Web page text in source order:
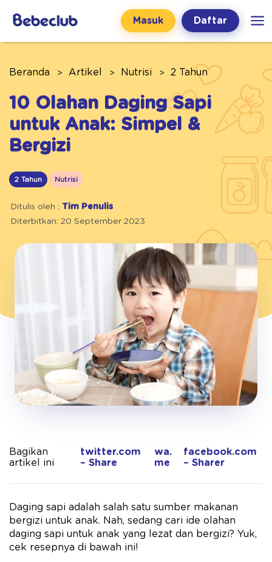
Masuk Daftar
Beranda Artikel Nutrisi 2 Tahun
10 Olahan Daging Sapi
untuk Anak: Simpel &
Bergizi
2 Tahun Nutrisi
Ditulis oleh : Tim Penulis
Diterbitkan: 20 September 2023
Bagikan
artikel ini
twitter.com
– Share
wa.
me
facebook.com
– Sharer
Daging sapi adalah salah satu sumber makanan
bergizi untuk anak. Nah, sedang cari ide olahan
daging sapi untuk anak yang lezat dan bergizi? Yuk,
cek resepnya di bawah ini!